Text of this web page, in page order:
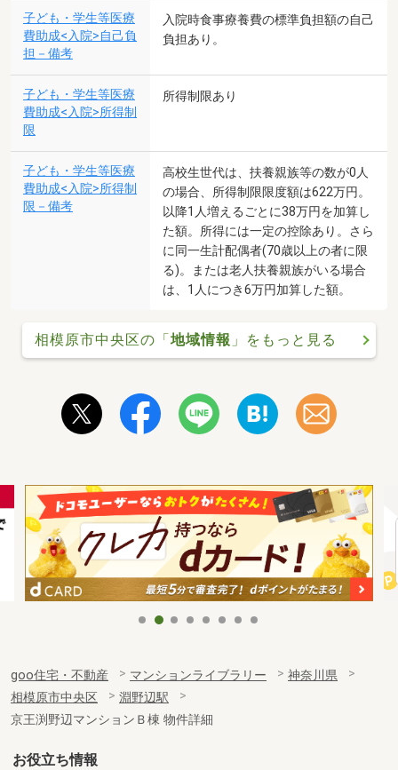
子ども・学生等医療
費助成<入院>自己負
担－備考
入院時食事療養費の標準負担額の自己
負担あり。
子ども・学生等医療
費助成<入院>所得制
限
所得制限あり
子ども・学生等医療
費助成<入院>所得制
限－備考
高校生世代は、扶養親族等の数が0人
の場合、所得制限限度額は622万円。
以降1人増えるごとに38万円を加算し
た額。所得には一定の控除あり。さら
に同一生計配偶者(70歳以上の者に限
る)。または老人扶養親族がいる場合
は、1人につき6万円加算した額。
相模原市中央区の「地域情報 」をもっと見る
goo住宅・不動産 マンションライブラリー
神奈川県
相模原市中央区
淵野辺駅
京王渕野辺マンションＢ棟 物件詳細
お役立ち情報